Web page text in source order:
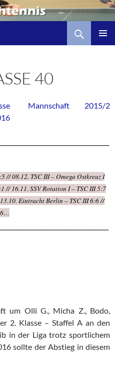
40
Mannschaft
2015/2
// 08.12. TSC III – Omega Ostkreuz I
// 16.11. SSV Rotation I – TSC III 5:7
Eintracht Berlin – TSC III 6:6 //
um Olli G., Micha Z., Bodo,
2. Klasse – Staffel A an den
in der Liga trotz sportlichem
sollte der Abstieg in diesem